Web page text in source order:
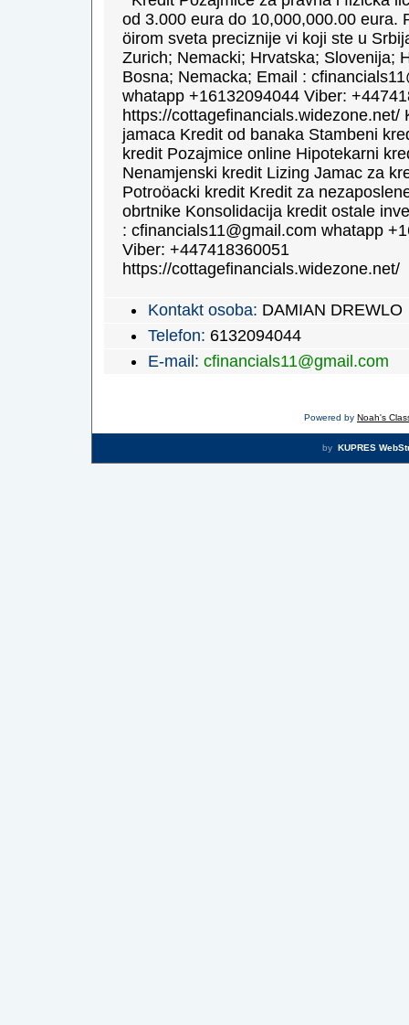
od 3.000 eura do 10,000,000.00 eura.
öirom sveta preciznije vi koji ste u
Zurich; Nemacki; Hrvatska; Slovenija;
Bosna; Nemacka; Email :
whatapp +16132094044 Viber:
https://cottagefinancials.widezone.net/
jamaca Kredit od banaka Stambeni
kredit Pozajmice online Hipotekarni
Nenamjenski kredit Lizing Jamac za
Potroöacki kredit Kredit za
obrtnike Konsolidacija kredit ostale
: cfinancials11@gmail.com whatapp
Viber: +447418360051
https://cottagefinancials.widezone.net/
Kontakt osoba: DAMIAN DREWLO
Telefon: 6132094044
E-mail: cfinancials11@gmail.com
Powered by Noah's
by KUPRES